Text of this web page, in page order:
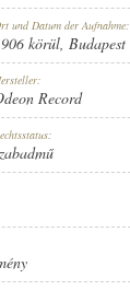
und Datum der Aufnahme:
körül, Budapest
Record